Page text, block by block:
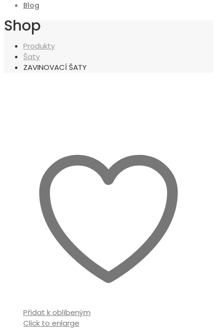
Blog
Shop
Produkty
Šaty
ZAVINOVACÍ ŠATY
Přidat k oblíbeným
Click to enlarge